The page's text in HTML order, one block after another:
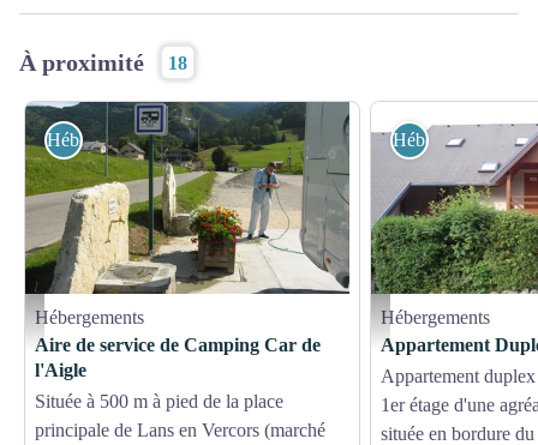
À proximité 18
Aire de service camping-cars Lans en Vercors - OT Lans en Vercors
Hébergements
Hébergements
Aire de service de Camping Car de
l'Aigle
Située à 500 m à pied de la place
principale de Lans en Vercors (marché
Vue de l'entrée porte de
Hébergements
Hébergements
Appartement
Appartement
1er étage d'une
située en bordure